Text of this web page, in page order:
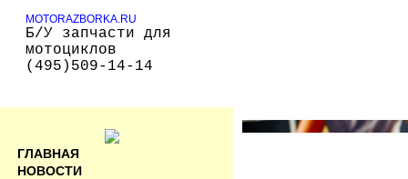
MOTORAZBORKA.RU
Б/У запчасти для
мотоциклов
(495)509-14-14
ГЛАВНАЯ
НОВОСТИ